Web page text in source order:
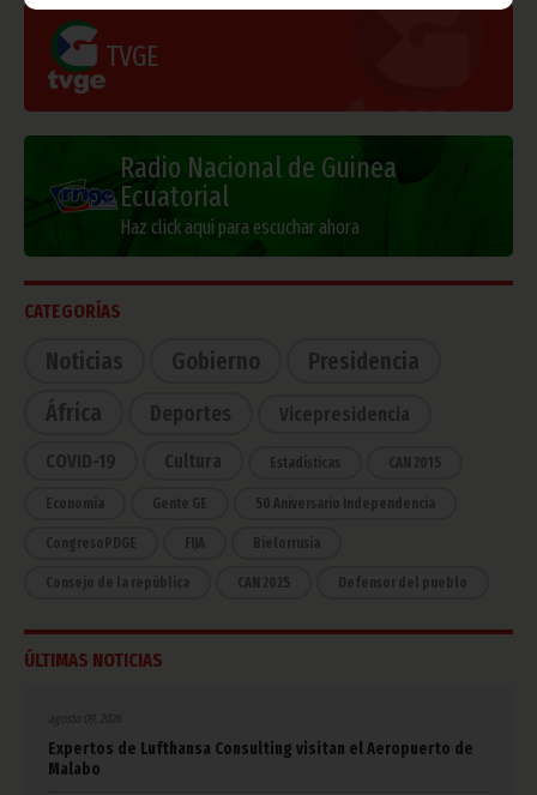
TVGE
Radio Nacional de Guinea
Ecuatorial
Haz click aquí para escuchar ahora
CATEGORÍAS
Noticias Gobierno
Presidencia
África
Deportes Vicepresidencia
COVID-19 Cultura Estadísticas CAN 2015
Economía Gente GE 50 Aniversario Independencia
CongresoPDGE FIJA Bielorrusia
Consejo de la república CAN 2025 Defensor del pueblo
ÚLTIMAS NOTICIAS
agosto 09, 2026
Expertos de Lufthansa Consulting visitan el Aeropuerto de
Malabo